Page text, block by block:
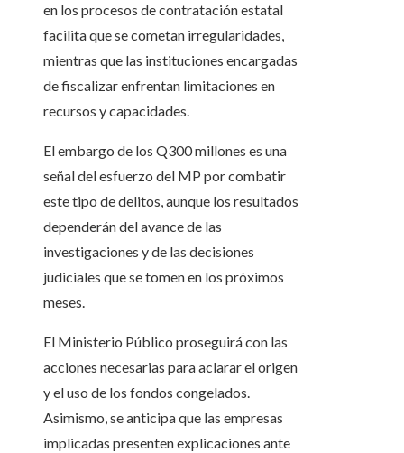
en los procesos de contratación estatal
facilita que se cometan irregularidades,
mientras que las instituciones encargadas
de fiscalizar enfrentan limitaciones en
recursos y capacidades.
El embargo de los Q300 millones es una
señal del esfuerzo del MP por combatir
este tipo de delitos, aunque los resultados
dependerán del avance de las
investigaciones y de las decisiones
judiciales que se tomen en los próximos
meses.
El Ministerio Público proseguirá con las
acciones necesarias para aclarar el origen
y el uso de los fondos congelados.
Asimismo, se anticipa que las empresas
implicadas presenten explicaciones ante